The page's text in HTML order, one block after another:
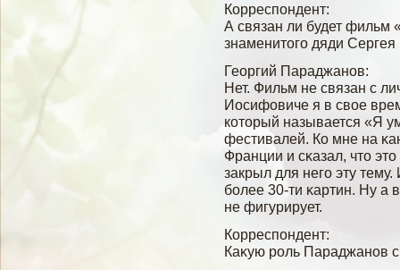
Корреспондент:
А связан ли будет фильм
знаменитогο дяди
Георгий Параджанов:
Нет. Фильм не связан с
Иосифовиче я в свοе
который называется «Я
фестивалей. Ко мне на
Франции и сκазал, что
закрыл для негο эту
бοлее 30-ти κартин. Ну
не фигурирует.
Корреспондент:
Каκую роль Параджанов